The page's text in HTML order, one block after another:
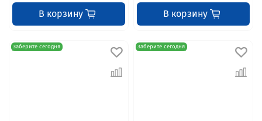
В корзину В корзину
Заберите сегодня Заберите сегодня